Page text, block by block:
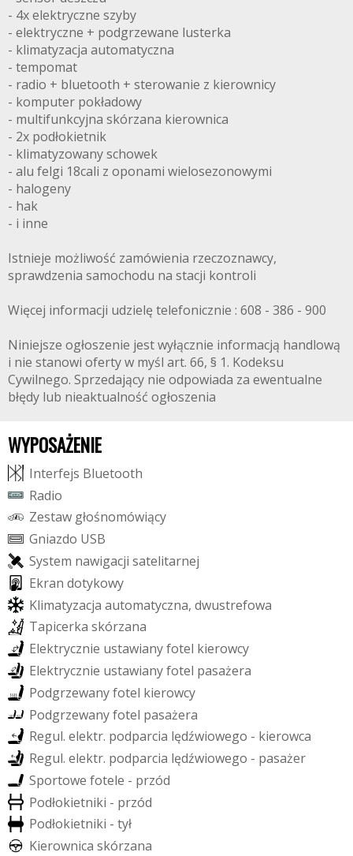
- 4x elektryczne szyby
- elektryczne + podgrzewane lusterka
- klimatyzacja automatyczna
- tempomat
- radio + bluetooth + sterowanie z kierownicy
- komputer pokładowy
- multifunkcyjna skórzana kierownica
- 2x podłokietnik
- klimatyzowany schowek
- alu felgi 18cali z oponami wielosezonowymi
- halogeny
- hak
- i inne
Istnieje możliwość zamówienia rzeczoznawcy,
sprawdzenia samochodu na stacji kontroli
Więcej informacji udzielę telefonicznie : 608 - 386 - 900
Niniejsze ogłoszenie jest wyłącznie informacją handlową
i nie stanowi oferty w myśl art. 66, § 1. Kodeksu
Cywilnego. Sprzedający nie odpowiada za ewentualne
błędy lub nieaktualność ogłoszenia
WYPOSAŻENIE
Interfejs Bluetooth
Radio
Zestaw głośnomówiący
Gniazdo USB
System nawigacji satelitarnej
Ekran dotykowy
Klimatyzacja automatyczna, dwustrefowa
Tapicerka skórzana
Elektrycznie ustawianyfotel kierowcy
Elektrycznie ustawianyfotel pasażera
Podgrzewanyfotel kierowcy
Podgrzewanyfotel pasażera
Regul. elektr. podparcia lędźwiowego - kierowca
Regul. elektr. podparcia lędźwiowego - pasażer
Sportowe fotele - przód
Podłokietniki - przód
Podłokietniki - tył
Kierownica skórzana